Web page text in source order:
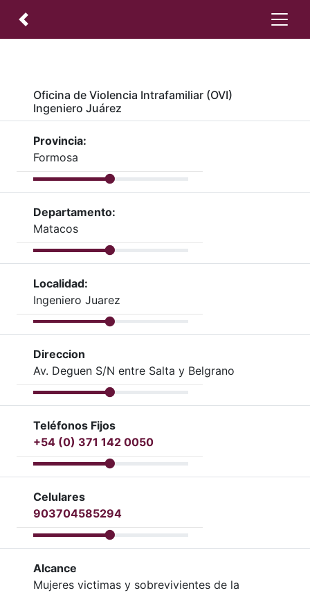
Oficina de Violencia Intrafamiliar (OVI)
Ingeniero Juárez
Provincia:
Formosa
Departamento:
Matacos
Localidad:
Ingeniero Juarez
Direccion
Av. Deguen S/N entre Salta y Belgrano
Teléfonos Fijos
+54 (0) 371 142 0050
Celulares
903704585294
Alcance
Mujeres victimas y sobrevivientes de la